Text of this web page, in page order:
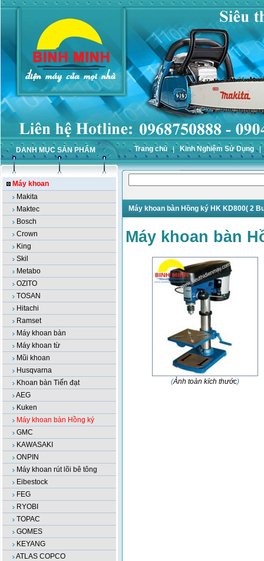
DANH MỤC SẢN PHẨM Trang chủ Kinh Nghiệm Sử Dụng
Máy khoan
Makita
Maktec
Bosch
Crown
King
Skil
Metabo
OZITO
TOSAN
Hitachi
Ramset
Máy khoan bàn
Máy khoan từ
Mũi khoan
Husqvarna
Khoan bàn Tiến đạt
AEG
Kuken
Máy khoan bàn Hồng ký
GMC
KAWASAKI
ONPIN
Máy khoan rút lõi bê tông
Eibestock
FEG
RYOBI
TOPAC
GOMES
KEYANG
ATLAS COPCO
Máy khoan bàn Hồng ký HK KD800( 2
Máy khoan bàn
(Ảnh toàn kích thước)